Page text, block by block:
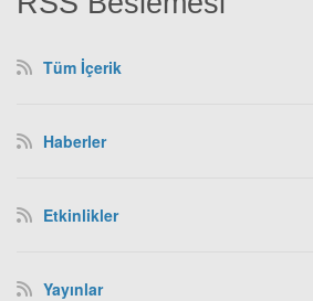
Tüm İçerik
Haberler
Etkinlikler
Yayınlar